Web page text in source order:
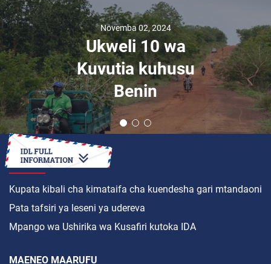
Novemba 02, 2024
Ukweli 10 wa
Kuvutia kuhusu
Benin
JINSI YA
Kupata kibali cha kimataifa cha kuendesha gari mtandaoni
Pata tafsiri ya leseni ya udereva
Mpango wa Ushirika wa Kusafiri kutoka IDA
MAENEO MAARUFU